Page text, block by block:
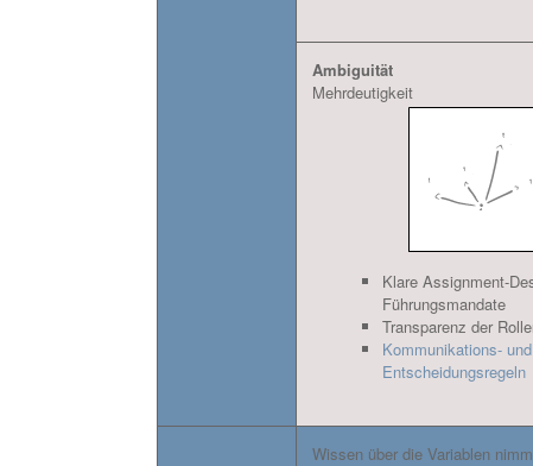
Ambiguität
Mehrdeutigkeit
Klare Assignment-
Führungsmandate
Transparenz der
Kommunikations- und
Entscheidungsregeln
Wissen über die Variablen